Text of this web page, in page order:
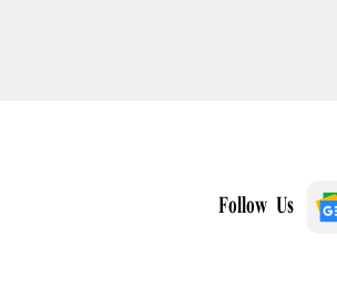
Follow Us